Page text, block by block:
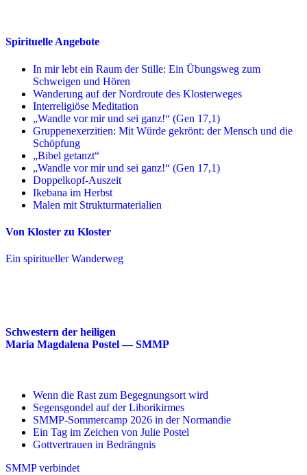
Spirituelle Angebote
In mir lebt ein Raum der Stille: Ein Übungsweg zum
Schweigen und Hören
Wanderung auf der Nordroute des Klosterweges
Interreligiöse Meditation
„Wandle vor mir und sei ganz!“ (Gen 17,1)
Gruppenexerzitien: Mit Würde gekrönt: der Mensch und die
Schöpfung
„Bibel getanzt“
„Wandle vor mir und sei ganz!“ (Gen 17,1)
Doppelkopf-Auszeit
Ikebana im Herbst
Malen mit Strukturmaterialien
Von Kloster zu Kloster
Ein spiritueller Wanderweg
Schwestern der heiligen
Maria Magdalena Postel — SMMP
Wenn die Rast zum Begegnungsort wird
Segensgondel auf der Liborikirmes
SMMP-Sommercamp 2026 in der Normandie
Ein Tag im Zeichen von Julie Postel
Gottvertrauen in Bedrängnis
SMMP verbindet